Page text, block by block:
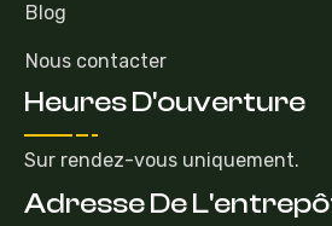
Blog
Nous contacter
Heures D'ouverture
Sur rendez-vous uniquement.
Adresse De